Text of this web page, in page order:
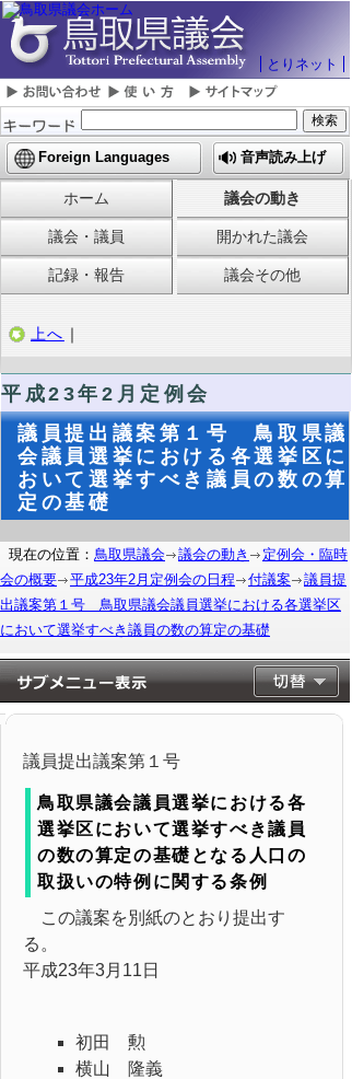
とりネット
Foreign Languages 音声読み上げ
ホーム 議会の動き
議会・議員 開かれた議会
記録・報告 議会その他
上へ ｜
平成23年2月定例会
議員提出議案第１号 鳥取県議
会議員選挙における各選挙区に
おいて選挙すべき議員の数の算
定の基礎
現在の位置： 鳥取県議会 議会の動き
定例会・臨時
会の概要
平成23年2月定例会の日程 付議案
議員提
出議案第１号 鳥取県議会議員選挙における各選挙区
において選挙すべき議員の数の算定の基礎
議員提出議案第１号
鳥取県議会議員選挙における各
選挙区において選挙すべき議員
の数の算定の基礎となる人口の
取扱いの特例に関する条例
この議案を別紙のとおり提出す
る。
平成23年3月11日
初田 勲
横山 隆義